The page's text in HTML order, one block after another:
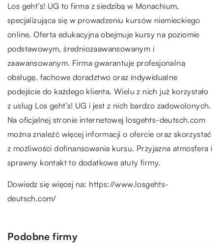
Los geht’s! UG to firma z siedzibą w Monachium,
specjalizująca się w prowadzeniu kursów niemieckiego
online. Oferta edukacyjna obejmuje kursy na poziomie
podstawowym, średniozaawansowanym i
zaawansowanym. Firma gwarantuje profesjonalną
obsługę, fachowe doradztwo oraz indywidualne
podejście do każdego klienta. Wielu z nich już korzystało
z usług Los geht’s! UG i jest z nich bardzo zadowolonych.
Na oficjalnej stronie internetowej losgehts-deutsch.com
można znaleźć więcej informacji o ofercie oraz skorzystać
z możliwości dofinansowania kursu. Przyjazna atmosfera i
sprawny kontakt to dodatkowe atuty firmy.
Dowiedz się więcej na: https://www.losgehts-
deutsch.com/
Podobne firmy